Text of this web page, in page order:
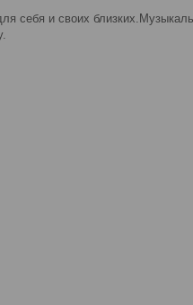
себя и своих